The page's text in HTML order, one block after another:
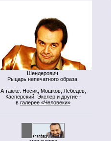
Шендерович.
Рыцарь непечатного образа.
А также: Носик, Мошков, Лебедев,
Касперский, Экслер и другие -
в галерее «Человеки»